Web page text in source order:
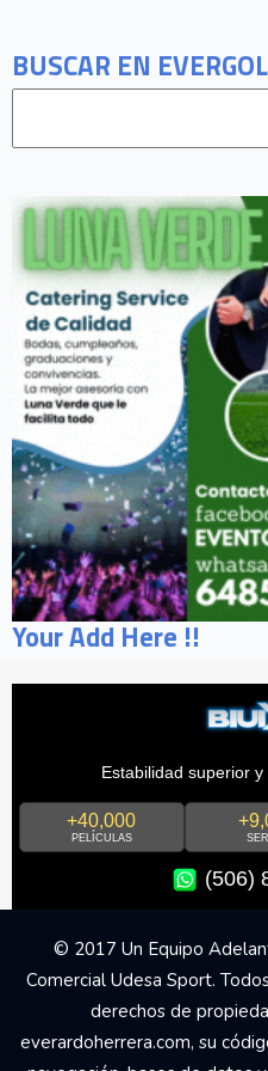
BUSCAR EN EVERGOL
Your Add Here !!
Estabilidad superior
+40,000
PELÍCULAS
(506)
© 2017 Un Equipo
Comercial Udesa Sport.
derechos de
everardoherrera.com, su